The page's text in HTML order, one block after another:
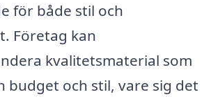
för både stil och
Företag kan
kvalitetsmaterial som
budget och stil, vare sig det